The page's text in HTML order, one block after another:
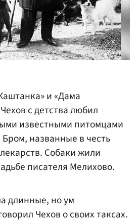
и «Дама
с детства любил
известными питомцами
названные в честь
Собаки жили
писателя Мелихово.
длинные, но ум
Чехов о своих таксах.